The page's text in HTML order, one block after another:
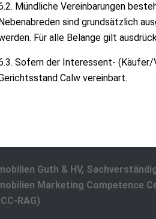
Mündliche Vereinbarungen
sind grundsätzlich
Für alle Belange gilt
Sofern der Interessent-
Calw vereinbart.
Guth & HV,
Marketing Competence
RAG)